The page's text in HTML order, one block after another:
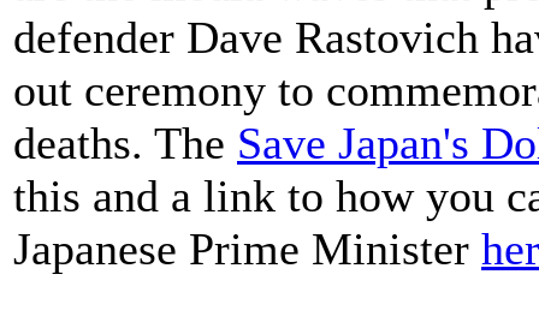
defender Dave Rastovich
out ceremony to
deaths. The Save Japan's
this and a link to how you
Japanese Prime Minister